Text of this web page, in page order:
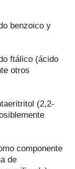
benzoico y
ftálico (ácido
otros
(2,2-
componente
de